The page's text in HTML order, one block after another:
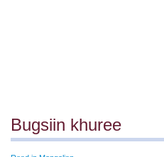
Bugsiin khuree